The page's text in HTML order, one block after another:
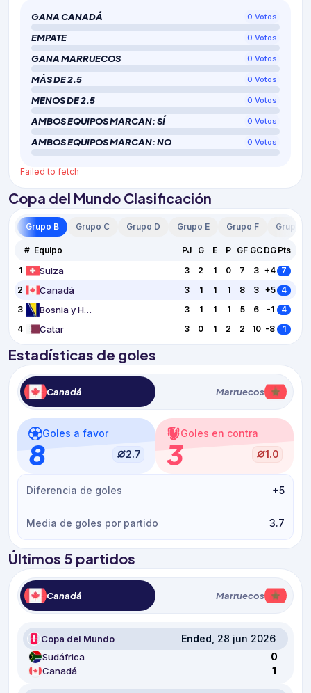
GANA CANADÁ 0 Votos
EMPATE 0 Votos
GANA MARRUECOS 0 Votos
MÁS DE 2.5 0 Votos
MENOS DE 2.5 0 Votos
AMBOS EQUIPOS MARCAN: SÍ 0 Votos
AMBOS EQUIPOS MARCAN: NO 0 Votos
Failed to fetch
Copa del Mundo Clasificación
Grupo B Grupo C Grupo D Grupo E Grupo F Grupo G
# Equipo PJ G E P GF GC DG Pts
1
Suiza 3 2 1 0 7 3 +4 7
2
Canadá 3 1 1 1 8 3 +5
4
3
Bosnia y Herzegovina 3 1 1 1 5 6 -1
4
4
Catar 3 0 1 2 2 10 -8 1
Estadísticas de goles
Canadá Marruecos
Goles a favor
8 2.7
Goles en contra
3 1.0
Diferencia de goles +5
Media de goles por partido 3.7
Últimos 5 partidos
Canadá Marruecos
Copa del Mundo Ended , 28 jun 2026
Sudáfrica 0
Canadá 1